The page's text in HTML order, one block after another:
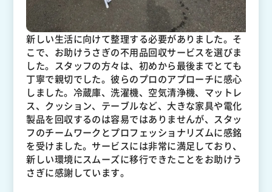
新しい生活に向けて整理する必要がありました。そ
こで、お助けうさぎの不用品回収サービスを選びま
した。スタッフの方々は、初めから最後までとても
丁寧で親切でした。彼らのプロのアプローチに感心
しました。冷蔵庫、洗濯機、空気清浄機、マットレ
ス、クッション、テーブルなど、大きな家具や電化
製品を回収するのは容易ではありませんが、スタッ
フのチームワークとプロフェッショナリズムに感銘
を受けました。サービスには非常に満足しており、
新しい環境にスムーズに移行できたことをお助けう
さぎに感謝しています。